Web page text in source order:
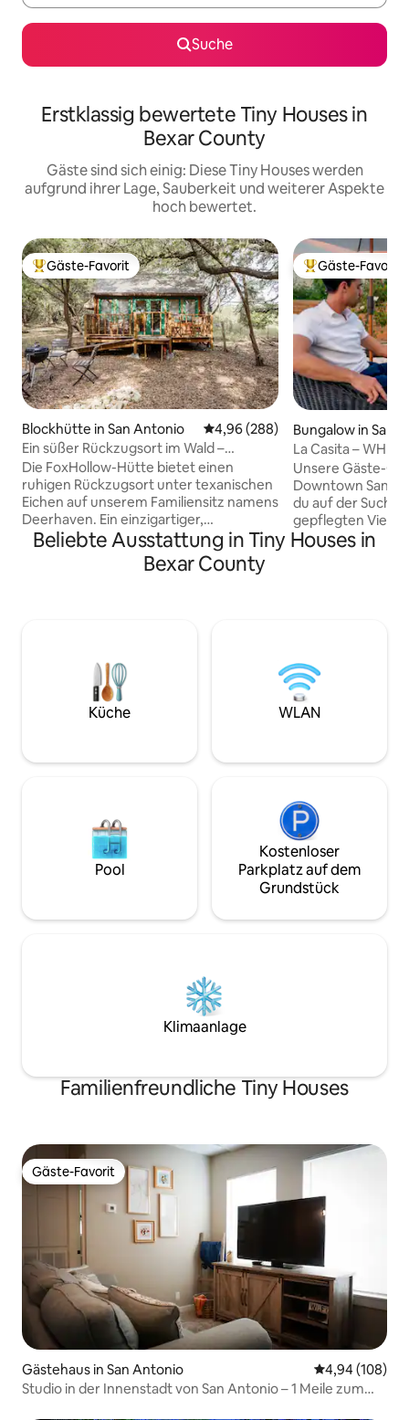
Suche
Erstklassig bewertete Tiny Houses in
Bexar County
Gäste sind sich einig: Diese Tiny Houses werden
aufgrund ihrer Lage, Sauberkeit und weiterer Aspekte
hoch bewertet.
Beliebter Gäste-Favorit.
Gäste-Favorit
Blockhütte in San Antonio Durchschnittliche Bewertung:
4,96 (288)
Ein süßer Rückzugsort im Wald –
Foxhollow Cabin
Die FoxHollow-Hütte bietet einen
ruhigen Rückzugsort unter texanischen
Eichen auf unserem Familiensitz namens
Deerhaven. Ein einzigartiger,
campingartiger Kurzurlaub in der Natur!
Ein geräumiges Kingsize-Bett, WLAN,
Klimaanlage, Heizung, RokuTV,
reservierten Badezimmer – eines von 3
privaten Badezimmern in unserer
separaten Einrichtung, nur einen kurzen
Spaziergang von deiner Hütte entfernt.
Minuten von Geschäften/Restaurants
Beliebter Gäste-
Gäste-Favorit
Bungalow in San
La Casita –
/ Freunde
Unsere Gäste-
Downtown San
du auf der Suche
gepflegten
nicht das
SATX, unsere
Technik wider.
über einen
hochwertige
nicht für kleine
Beliebte Ausstattung in Tiny Houses in
Bexar County
Küche WLAN
Pool
Kostenloser
Parkplatz auf dem
Grundstück
Klimaanlage
Familienfreundliche Tiny Houses
Gäste-Favorit
Gäste-Favorit
Gästehaus in San Antonio
4,94 (108)
Studio in der Innenstadt von San Antonio – 1 Meile zum